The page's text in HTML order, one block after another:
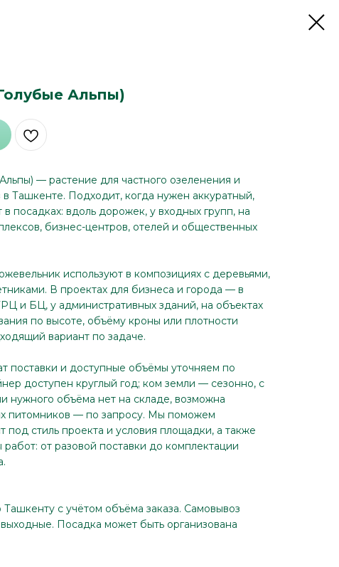
Альпы)
— растение для частного озеленения и
Ташкенте. Подходит, когда нужен аккуратный,
посадках: вдоль дорожек, у входных групп, на
бизнес-центров, отелей и общественных
используют в композициях с деревьями,
В проектах для бизнеса и города — в
и БЦ, у административных зданий, на объектах
по высоте, объёму кроны или плотности
вариант по задаче.
поставки и доступные объёмы уточняем по
доступен круглый год; ком земли — сезонно, с
нужного объёма нет на складе, возможна
питомников — по запросу. Мы поможем
под стиль проекта и условия площадки, а также
работ: от разовой поставки до комплектации
Ташкенту с учётом объёма заказа. Самовывоз
Посадка может быть организована